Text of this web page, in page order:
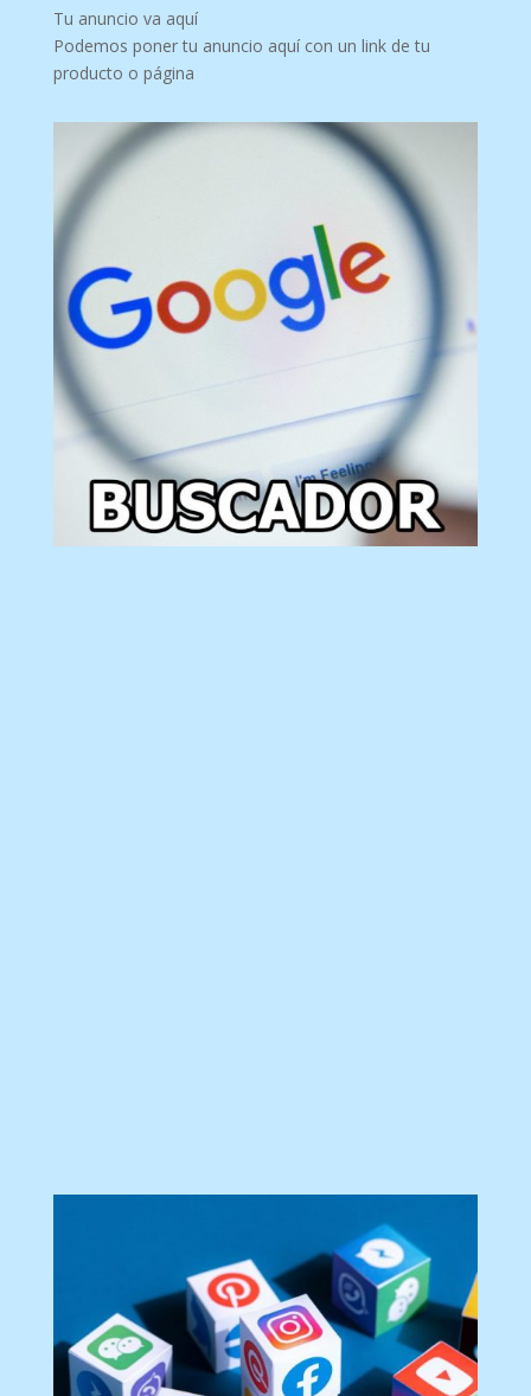
Tu anuncio va aquí
Podemos poner tu anuncio aquí con un link de tu
producto o página